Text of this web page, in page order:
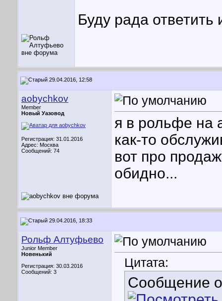
Буду рада
29.04.2016, 12:58
aobychkov
Member
Новый Уазовод
Регистрация: 31.01.2016
Адрес: Москва
Сообщений: 74
я в рольфе на
как-то
вот про
обидно...
29.04.2016, 18:33
Рольф Алтуфьево
Junior Member
Новенький
Регистрация: 30.03.2016
Сообщений: 3
Цитата:
Сообщение